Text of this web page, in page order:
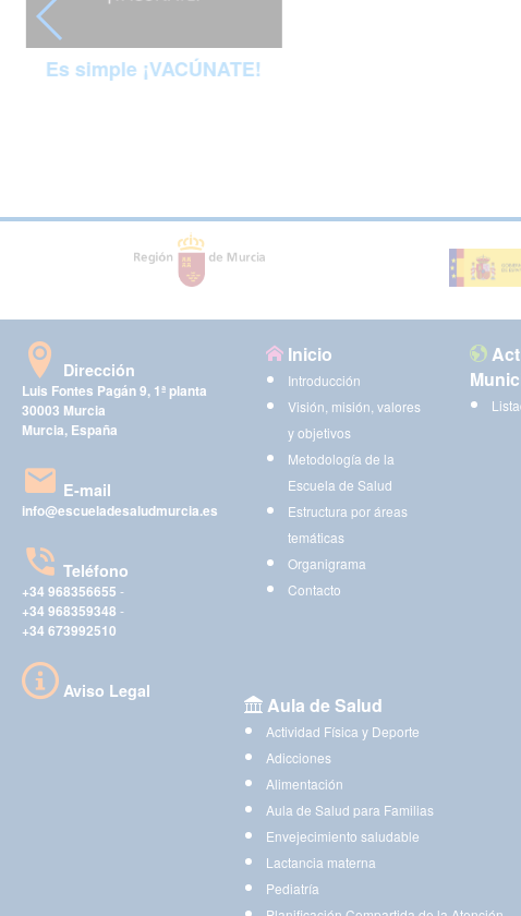
Es simple ¡VACÚNATE!
Dirección
Luis Fontes Pagán 9, 1ª planta
30003 Murcia
Murcia, España
E-mail
info@escueladesaludmurcia.es
Teléfono
+34 968356655 -
+34 968359348 -
+34 673992510
Aviso Legal
Inicio
Introducción
Visión, misión, valores
y objetivos
Metodología de la
Escuela de Salud
Estructura por áreas
temáticas
Organigrama
Contacto
Aula de Salud
Actividad Física y Deporte
Adicciones
Alimentación
Aula de Salud para Familias
Envejecimiento saludable
Lactancia materna
Pediatría